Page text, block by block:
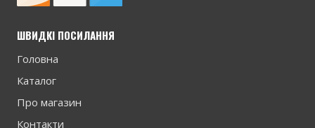
ШВИДКІ ПОСИЛАННЯ
Головна
Каталог
Про магазин
Контакти